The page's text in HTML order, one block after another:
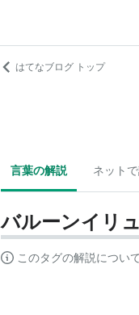
はてなブログ トップ
言葉の解説 ネット
バルーンイリ
このタグの解説について